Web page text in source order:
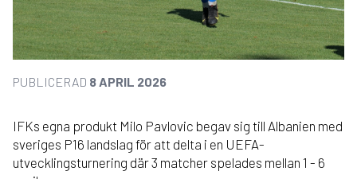
PUBLICERAD 8 APRIL 2026
IFKs egna produkt Milo Pavlovic begav sig till Albanien med
sveriges P16 landslag för att delta i en UEFA-
utvecklingsturnering där 3 matcher spelades mellan 1 - 6